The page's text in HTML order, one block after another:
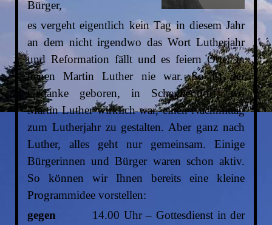
Bürger,
es vergeht eigentlich kein Tag in diesem Jahr
an dem nicht irgendwo das Wort Lutherjahr
und Reformation fällt und es feiern Orte, in
denen Martin Luther nie war. So ist der
Gedanke geboren, in Schenkendorf, wo
Martin Luther wirklich war, einen Nachmittag
zum Lutherjahr zu gestalten. Aber ganz nach
Luther, alles geht nur gemeinsam. Einige
Bürgerinnen und Bürger waren schon aktiv.
So können wir Ihnen bereits eine kleine
Programmidee vorstellen:
gegen 14.00 Uhr – Gottesdienst in der